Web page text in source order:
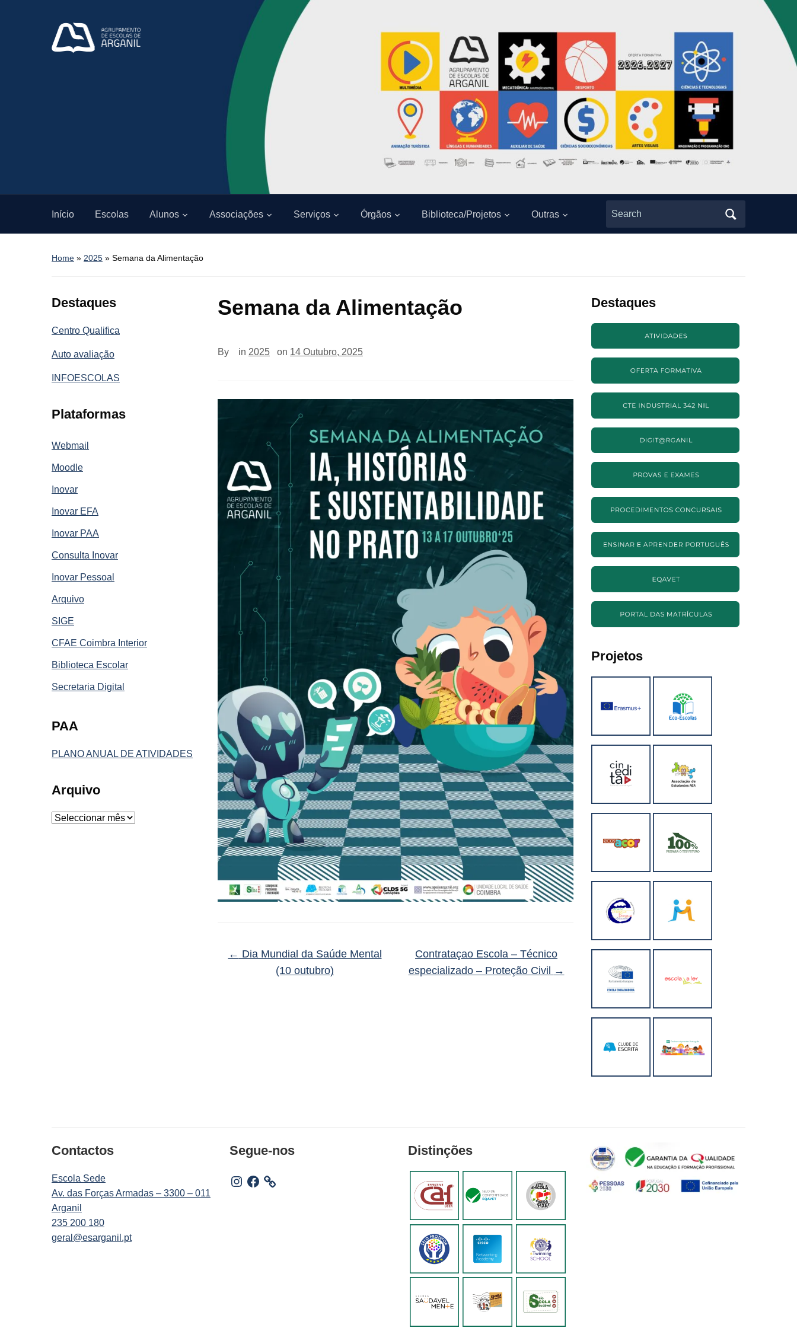
Início Escolas Alunos Associações Serviços Órgãos Biblioteca/Projetos Outras
Search
for:
Home » 2025 » Semana da Alimentação
Destaques
Centro Qualifica
Auto avaliação
INFOESCOLAS
Plataformas
Webmail
Moodle
Inovar
Inovar EFA
Inovar PAA
Consulta Inovar
Inovar Pessoal
Arquivo
SIGE
CFAE Coimbra Interior
Biblioteca Escolar
Secretaria Digital
PAA
PLANO ANUAL DE ATIVIDADES
Arquivo
Arquivo
Semana da Alimentação
By in 2025 on 14 Outubro, 2025
← Dia Mundial da Saúde Mental
(10 outubro)
Contrataçao Escola – Técnico
especializado – Proteção Civil
→
Destaques
Projetos
Contactos
Escola Sede
Av. das Forças Armadas – 3300 – 011
Arganil
235 200 180
geral@esarganil.pt
Segue-nos
Instagram
Facebook
Distinções